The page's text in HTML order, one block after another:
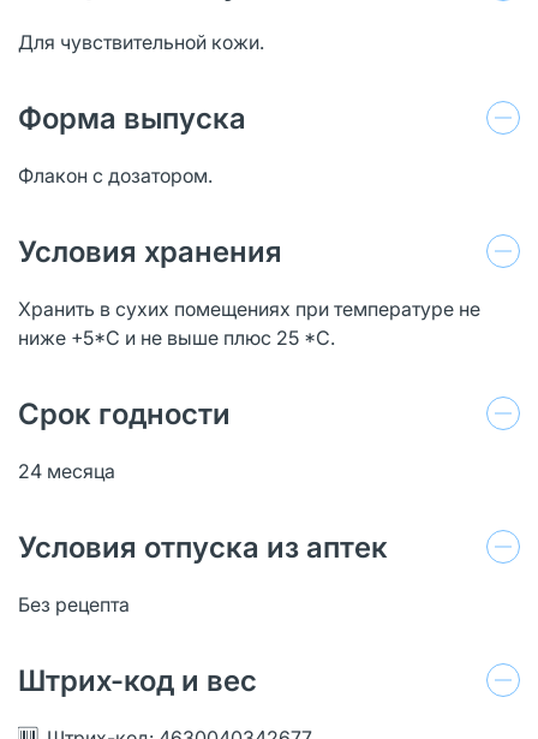
Для чувствительной кожи.
Форма выпуска
Флакон с дозатором.
Условия хранения
Хранить в сухих помещениях при температуре не
ниже +5*С и не выше плюс 25 *С.
Срок годности
24 месяца
Условия отпуска из аптек
Без рецепта
Штрих-код и вес